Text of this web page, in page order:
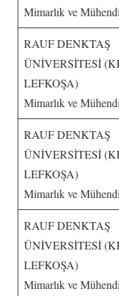
Mimarlık ve
RAUF DENKTAŞ
ÜNİVERSİTESİ
LEFKOŞA)
Mimarlık ve
RAUF DENKTAŞ
ÜNİVERSİTESİ
LEFKOŞA)
Mimarlık ve
RAUF DENKTAŞ
ÜNİVERSİTESİ
LEFKOŞA)
Mimarlık ve